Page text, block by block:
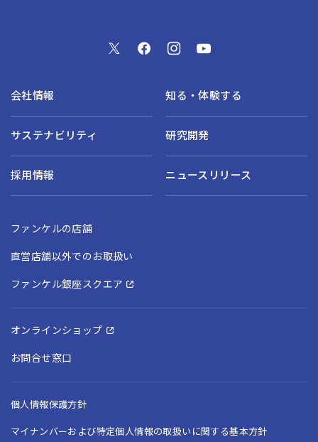
会社情報 知る・体験する
サステナビリティ 研究開発
採用情報 ニュースリリース
ファンケルの店舗
直営店舗以外でのお取扱い
ファンケル銀座スクエア
オンラインショップ
お問合せ窓口
個人情報保護方針
マイナンバーおよび特定個人情報の取扱いに関する基本方針